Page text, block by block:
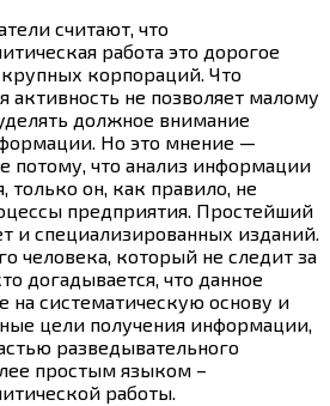
считают, что
работа это дорогое
корпораций. Что
активность не позволяет малому
должное внимание
Но это мнение —
потому, что анализ информации
только он, как правило, не
предприятия. Простейший
и специализированных изданий.
человека, который не следит за
догадывается, что данное
на систематическую основу и
цели получения информации,
разведывательного
простым языком –
работы.